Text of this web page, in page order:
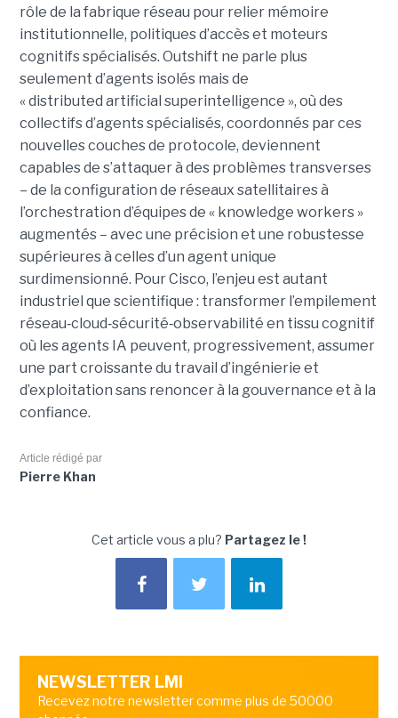
rôle de la fabrique réseau pour relier mémoire
institutionnelle, politiques d’accès et moteurs
cognitifs spécialisés. Outshift ne parle plus
seulement d’agents isolés mais de
« distributed artificial superintelligence », où des
collectifs d’agents spécialisés, coordonnés par ces
nouvelles couches de protocole, deviennent
capables de s’attaquer à des problèmes transverses
– de la configuration de réseaux satellitaires à
l’orchestration d’équipes de « knowledge workers »
augmentés – avec une précision et une robustesse
supérieures à celles d’un agent unique
surdimensionné. Pour Cisco, l’enjeu est autant
industriel que scientifique : transformer l’empilement
réseau‑cloud‑sécurité‑observabilité en tissu cognitif
où les agents IA peuvent, progressivement, assumer
une part croissante du travail d’ingénierie et
d’exploitation sans renoncer à la gouvernance et à la
confiance.
Article rédigé par
Pierre Khan
Cet article vous a plu? Partagez le !
NEWSLETTER LMI
Recevez notre newsletter comme plus de 50000